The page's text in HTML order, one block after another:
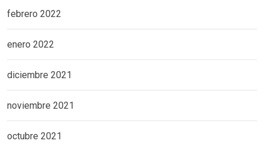
febrero 2022
enero 2022
diciembre 2021
noviembre 2021
octubre 2021